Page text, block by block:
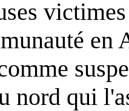
nord qui